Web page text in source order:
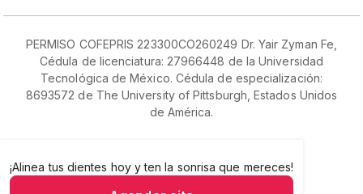
PERMISO COFEPRIS 223300CO260249 Dr. Yair Zyman Fe,
Cédula de licenciatura: 27966448 de la Universidad
Tecnológica de México. Cédula de especialización:
8693572 de The University of Pittsburgh, Estados Unidos
de América.
¡Alinea tus dientes hoy yten la sonrisa que mereces!
Alinea tus dientes hoy y ten la sonrisa que mereces